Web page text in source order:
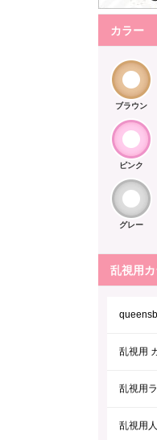
カラー
ブラウン
ピンク
グレー
乱視用
乱視用
乱視用
乱視用